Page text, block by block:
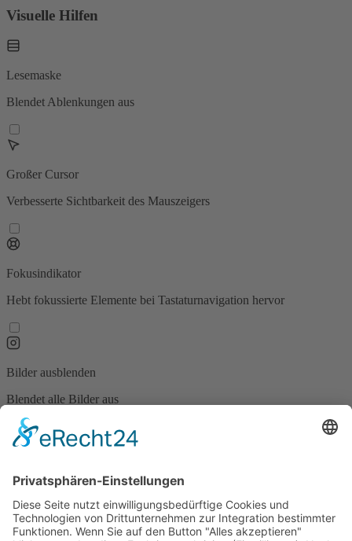
Visuelle Hilfen
Lesemaske
Blendet Ablenkungen aus
Großer Cursor
Verbesserte Sichtbarkeit des Mauszeigers
Fokusindikator
Hebt fokussierte Elemente bei Tastaturnavigation hervor
Bilder ausblenden
Blendet alle Bilder aus
Stoppt alle Animationen auf der Seite